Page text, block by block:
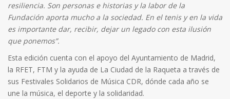
resiliencia. Son personas e historias y la labor de la
Fundación aporta mucho a la sociedad. En el tenis y en la vida
es importante dar, recibir, dejar un legado con esta ilusión
que ponemos”.
Esta edición cuenta con el apoyo del Ayuntamiento de Madrid,
la RFET, FTM y la ayuda de La Ciudad de la Raqueta a través de
sus Festivales Solidarios de Música CDR, dónde cada año se
une la música, el deporte y la solidaridad.